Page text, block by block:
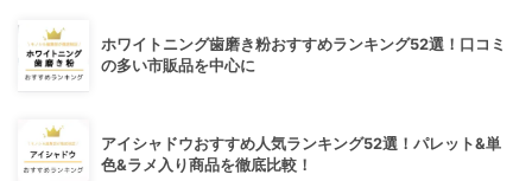
ホワイトニング歯磨き粉おすすめランキング52選！口コミ
の多い市販品を中心に
アイシャドウおすすめ人気ランキング52選！パレット&単
色&ラメ入り商品を徹底比較！